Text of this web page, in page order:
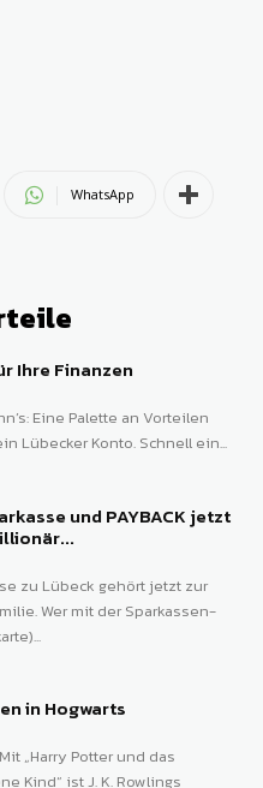
WhatsApp
Ihre Finanzen
Eine Palette an Vorteilen
Lübecker Konto. Schnell ein...
und PAYBACK jetzt
zu Lübeck gehört jetzt zur
Wer mit der Sparkassen-
in Hogwarts
„Harry Potter und das
Kind“ ist J. K. Rowlings